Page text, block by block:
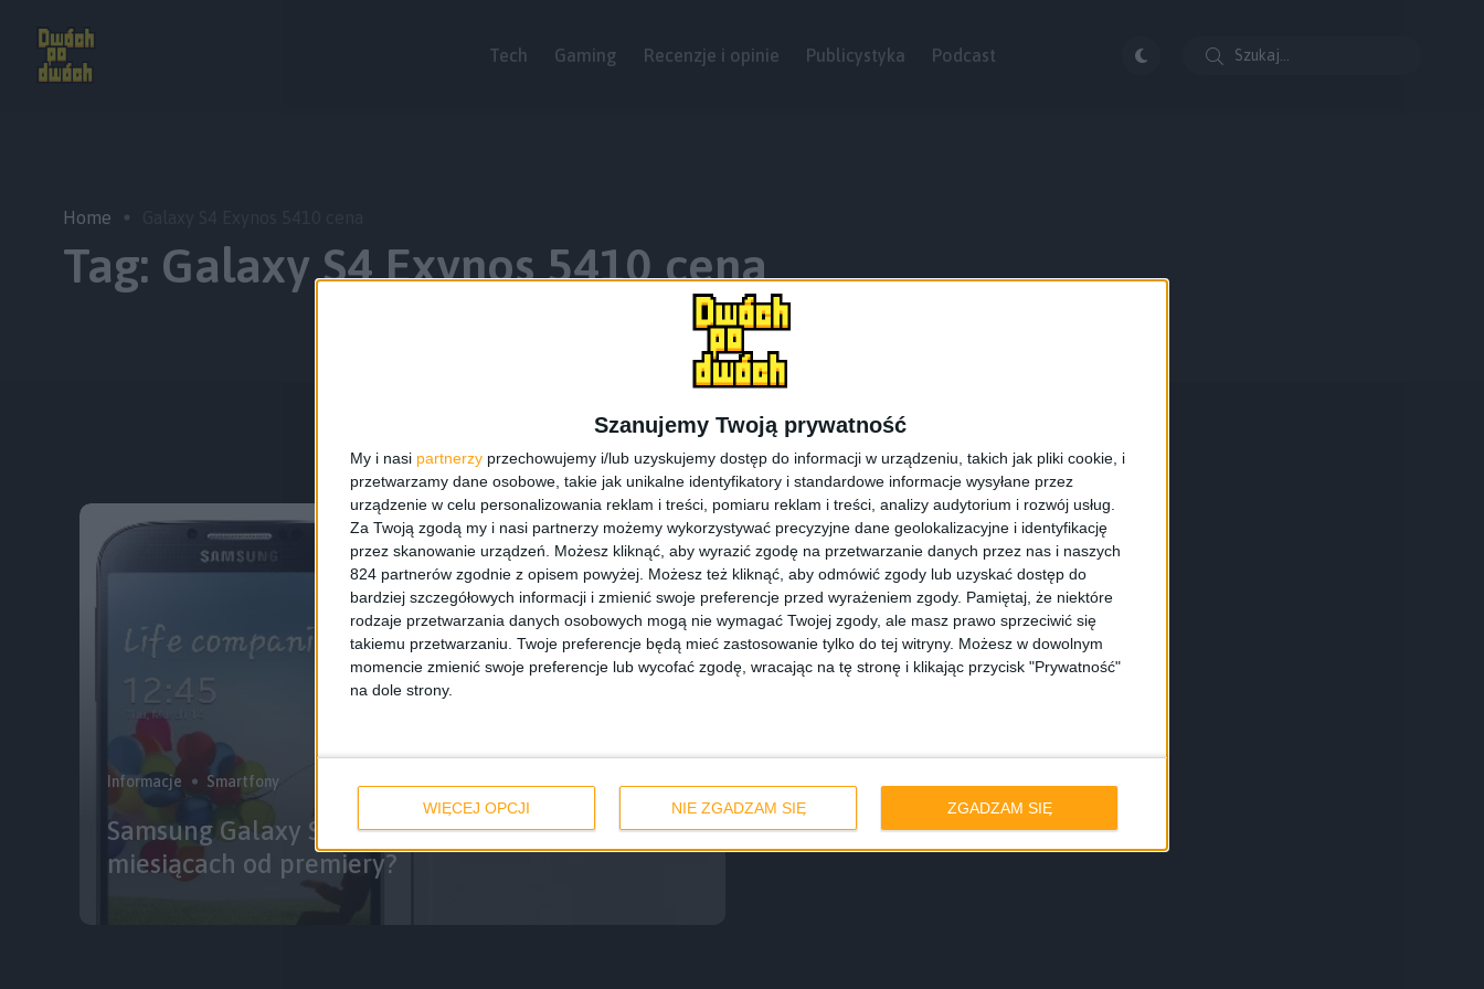
Szanujemy Twoją prywatność
My i nasi partnerzy przechowujemy i/lub uzyskujemy dostęp do informacji w urządzeniu, takich jak pliki cookie, i
przetwarzamy dane osobowe, takie jak unikalne identyfikatory i standardowe informacje wysyłane przez
urządzenie w celu personalizowania reklam i treści, pomiaru reklam i treści, analizy audytorium i rozwój usług.
Za Twoją zgodą my i nasi partnerzy możemy wykorzystywać precyzyjne dane geolokalizacyjne i identyfikację
przez skanowanie urządzeń. Możesz kliknąć, aby wyrazić zgodę na przetwarzanie danych przez nas i naszych
824 partnerów zgodnie z opisem powyżej. Możesz też kliknąć, aby odmówić zgody lub uzyskać dostęp do
bardziej szczegółowych informacji i zmienić swoje preferencje przed wyrażeniem zgody. Pamiętaj, że niektóre
rodzaje przetwarzania danych osobowych mogą nie wymagać Twojej zgody, ale masz prawo sprzeciwić się
takiemu przetwarzaniu. Twoje preferencje będą mieć zastosowanie tylko do tej witryny. Możesz w dowolnym
momencie zmienić swoje preferencje lub wycofać zgodę, wracając na tę stronę i klikając przycisk "Prywatność"
na dole strony.
WIĘCEJ OPCJI NIE ZGADZAM SIĘ ZGADZAM SIĘ
Tech Gaming Recenzje i opinie Publicystyka Podcast
Home
Tag: Galaxy S4 Exynos 5410 cena
Informacje Smartfony
Samsung Galaxy S 4 – jak wyglądają ceny po 4
miesiącach od premiery?